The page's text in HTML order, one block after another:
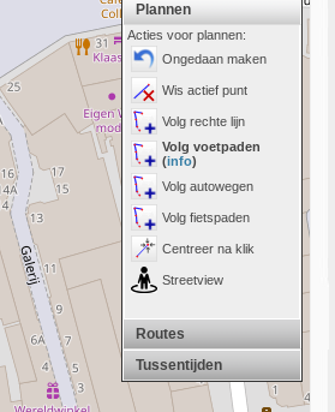
Plannen
Acties voor plannen:
Ongedaan maken
Wis actief punt
Volg rechte lijn
Volg voetpaden
(info)
Volg autowegen
Volg fietspaden
Centreer na klik
Streetview
Routes
Tussentijden